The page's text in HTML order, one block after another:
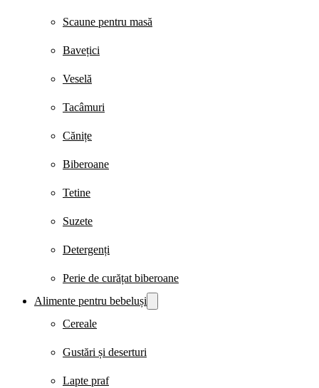
Scaune pentru masă
Bavețici
Veselă
Tacâmuri
Cănițe
Biberoane
Tetine
Suzete
Detergenți
Perie de curățat biberoane
Alimente pentru bebeluși
Cereale
Gustări și deserturi
Lapte praf